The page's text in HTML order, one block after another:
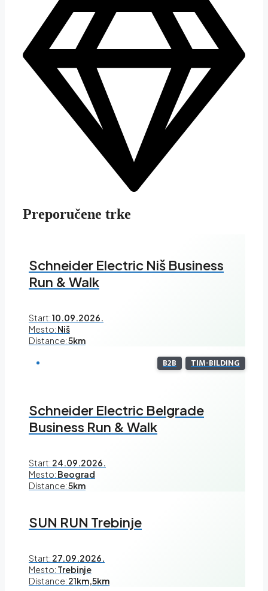
Preporučene trke
Schneider Electric Niš Business
Run & Walk
Start:10.09.2026.
Mesto: Niš
Distance:5km
B2B TIM-BILDING
Schneider Electric Belgrade
Business Run & Walk
Start: 24.09.2026.
Mesto: Beograd
Distance:5km
SUN RUN Trebinje
Start: 27.09.2026.
Mesto: Trebinje
Distance: 21km,5km